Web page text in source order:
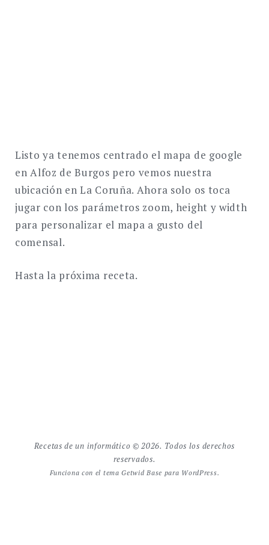
Listo ya tenemos centrado el mapa de google
en Alfoz de Burgos pero vemos nuestra
ubicación en La Coruña. Ahora solo os toca
jugar con los parámetros zoom, height y width
para personalizar el mapa a gusto del
comensal.
Hasta la próxima receta.
Recetas de un informático © 2026. Todos los derechos
reservados.
Funciona con el temaGetwid Base para WordPress.